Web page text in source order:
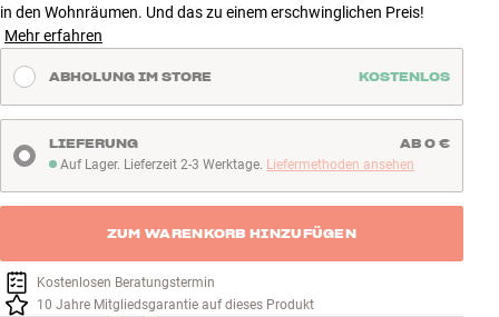
Store Finden
Kundendienst
Anmelden
Kundendienst
in den Wohnräumen. Und das zu einem erschwinglichen Preis!
Mehr erfahren
ABHOLUNG IM STORE KOSTENLOS
Auf Lager. Lieferzeit 2-3 Werktage
Auf Lager. Lieferzeit 2-3 Werktage. Liefermethoden ansehen
LIEFERUNG AB 0 €
ZUM WARENKORB HINZUFÜGEN
Kostenlosen Beratungstermin
10 Jahre Mitgliedsgarantie auf dieses Produkt